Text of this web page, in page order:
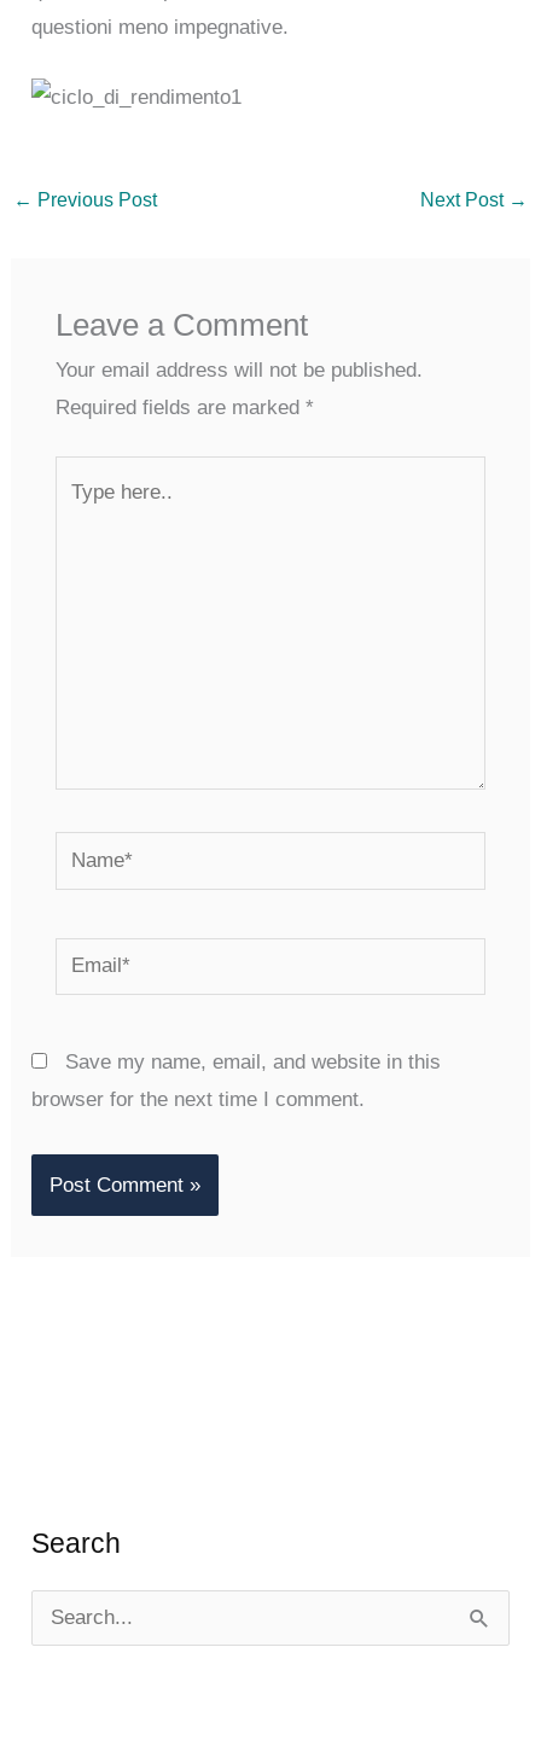
questioni meno impegnative.
← Previous Post Next Post →
Leave a Comment
Your email address will not be published.
Required fields are marked *
Name*
Email*
Save my name, email, and website in this
browser for the next time I comment.
Search
e